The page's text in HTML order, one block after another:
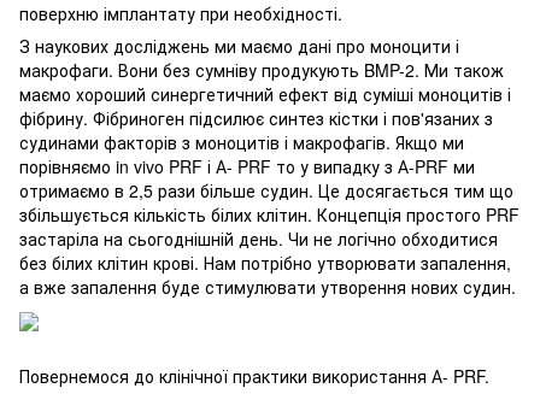
поверхню імплантату при необхідності.
З наукових досліджень ми маємо дані про моноцити і
макрофаги. Вони без сумніву продукують BMP-2. Ми також
маємо хороший синергетичний ефект від суміші моноцитів і
фібрину. Фібриноген підсилює синтез кістки і пов'язаних з
судинами факторів з моноцитів і макрофагів. Якщо ми
порівняємо in vivo PRF і А- PRF то у випадку з А-PRF ми
отримаємо в 2,5 рази більше судин. Це досягається тим що
збільшується кількість білих клітин. Концепція простого PRF
застаріла на сьогоднішній день. Чи не логічно обходитися
без білих клітин крові. Нам потрібно утворювати запалення,
а вже запалення буде стимулювати утворення нових судин.
Повернемося до клінічної практики використання А- PRF.